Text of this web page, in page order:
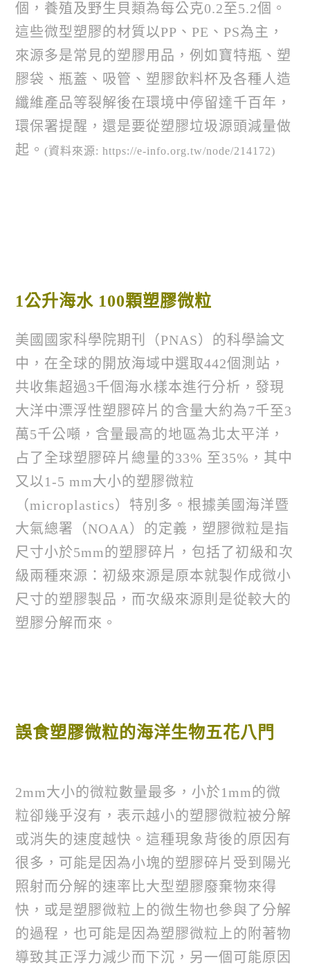
個，養殖及野生貝類為每公克0.2至5.2個。
這些微型塑膠的材質以PP、PE、PS為主，
來源多是常見的塑膠用品，例如寶特瓶、塑
膠袋、瓶蓋、吸管、塑膠飲料杯及各種人造
纖維產品等裂解後在環境中停留達千百年，
環保署提醒，還是要從塑膠垃圾源頭減量做
起。(資料來源: https://e-info.org.tw/node/214172)
1公升海水 100顆塑膠微粒
美國國家科學院期刊（PNAS）的科學論文
中，在全球的開放海域中選取442個測站，
共收集超過3千個海水樣本進行分析，發現
大洋中漂浮性塑膠碎片的含量大約為7千至3
萬5千公噸，含量最高的地區為北太平洋，
占了全球塑膠碎片總量的33% 至35%，其中
又以1-5 mm大小的塑膠微粒
（microplastics）特別多。根據美國海洋暨
大氣總署（NOAA）的定義，塑膠微粒是指
尺寸小於5mm的塑膠碎片，包括了初級和次
級兩種來源：初級來源是原本就製作成微小
尺寸的塑膠製品，而次級來源則是從較大的
塑膠分解而來。
誤食塑膠微粒的海洋生物五花八門
2mm大小的微粒數量最多，小於1mm的微
粒卻幾乎沒有，表示越小的塑膠微粒被分解
或消失的速度越快。這種現象背後的原因有
很多，可能是因為小塊的塑膠碎片受到陽光
照射而分解的速率比大型塑膠廢棄物來得
快，或是塑膠微粒上的微生物也參與了分解
的過程，也可能是因為塑膠微粒上的附著物
導致其正浮力減少而下沉，另一個可能原因